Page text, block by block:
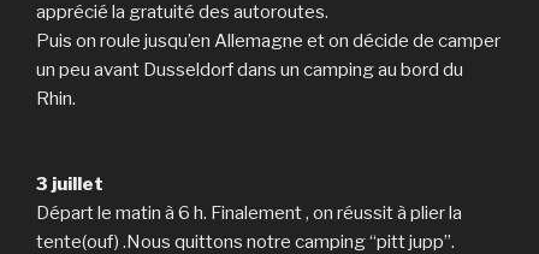
apprécié la gratuité des autoroutes.
Puis on roule jusqu’en Allemagne et on décide de camper
un peu avant Dusseldorf dans un camping au bord du
Rhin.
3 juillet
Départ le matin à 6 h. Finalement , on réussit à plier la
tente(ouf) .Nous quittons notre camping “pitt jupp”.